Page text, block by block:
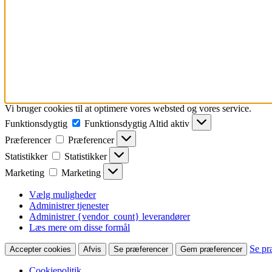
Vi bruger cookies til at optimere vores websted og vores service.
Funktionsdygtig
Funktionsdygtig Altid aktiv
Præferencer
Præferencer
Statistikker
Statistikker
Marketing
Marketing
Vælg muligheder
Administrer tjenester
Administrer {vendor_count} leverandører
Læs mere om disse formål
Accepter cookies Afvis Se præferencer Gem præferencer Se